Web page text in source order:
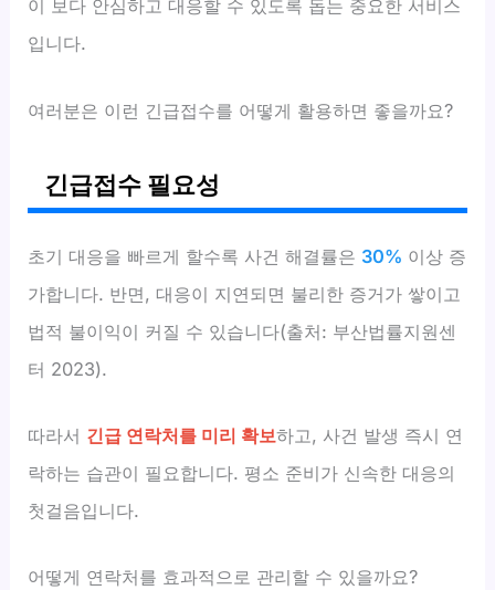
이 보다 안심하고 대응할 수 있도록 돕는 중요한 서비스
입니다.
여러분은 이런 긴급접수를 어떻게 활용하면 좋을까요?
긴급접수 필요성
초기 대응을 빠르게 할수록 사건 해결률은 30% 이상 증
가합니다. 반면, 대응이 지연되면 불리한 증거가 쌓이고
법적 불이익이 커질 수 있습니다(출처: 부산법률지원센
터 2023).
따라서 긴급 연락처를 미리 확보하고, 사건 발생 즉시 연
락하는 습관이 필요합니다. 평소 준비가 신속한 대응의
첫걸음입니다.
어떻게 연락처를 효과적으로 관리할 수 있을까요?